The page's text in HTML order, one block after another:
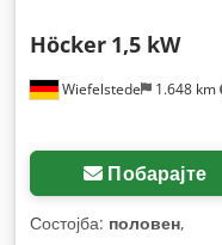
Wiefelstede 1.648 km
Höcker 1,5 kW
Побарајте
Состојба: половен,